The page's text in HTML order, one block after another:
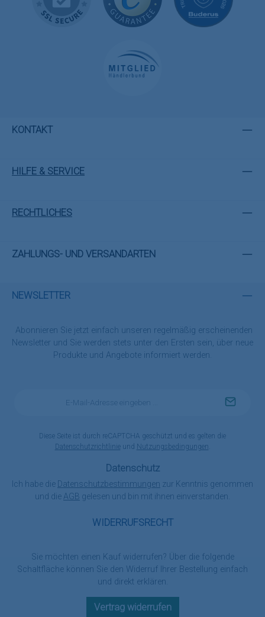
KONTAKT
HILFE & SERVICE
RECHTLICHES
ZAHLUNGS- UND VERSANDARTEN
WIDERRUFSRECHT
Sie möchten einen Kauf widerrufen? Über die folgende
Schaltfläche können Sie den Widerruf Ihrer Bestellung einfach
und direkt erklären.
Vertrag widerrufen
NEWSLETTER
Abonnieren Sie jetzt einfach unseren regelmäßig erscheinenden
Newsletter und Sie werden stets unter den Ersten sein, über neue
Produkte und Angebote informiert werden.
Diese Seite ist durch reCAPTCHA geschützt und es gelten die
Datenschutzrichtlinieund Nutzungsbedingungen
Datenschutz
Ich habe die Datenschutzbestimmungen zur Kenntnis genommen
und die AGB gelesen und bin mit ihnen einverstanden.